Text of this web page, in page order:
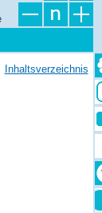
Inhaltsverzeichnis